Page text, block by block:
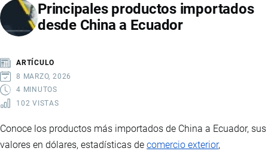
CATEGORÍAS,
COSTOS
Principales productos importados
desde China a Ecuador
ARTÍCULO
8 MARZO, 2026
4 MINUTOS
102 VISTAS
Conoce los productos más importados de China a Ecuador, sus
valores en dólares, estadísticas de comercio exterior,